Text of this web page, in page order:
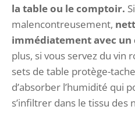
la table ou le comptoir.
malencontreusement,
immédiatement avec un
plus, si vous servez du vin
sets de table protège-
d’absorber l’humidité qui
s’infiltrer dans le tissu des